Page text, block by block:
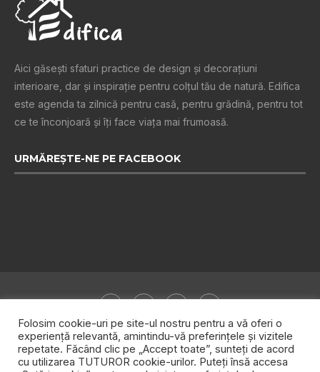
Aici găsești sfaturi practice de design şi decoraţiuni
interioare, dar și inspiraţie pentru colţul tău de natură. Edifica
este agenda ta zilnică pentru casă, pentru grădină, pentru tot
ce te înconjoară şi îţi face viaţa mai frumoasă.
URMĂREȘTE-NE PE FACEBOOK
Despre noi Publicitate
Politica de confidențialitate
Folosim cookie-uri pe site-ul nostru pentru a vă oferi o
experiență relevantă, amintindu-vă preferințele și vizitele
repetate. Făcând clic pe „Accept toate”, sunteți de acord
cu utilizarea TUTUROR cookie-urilor. Puteți însă accesa